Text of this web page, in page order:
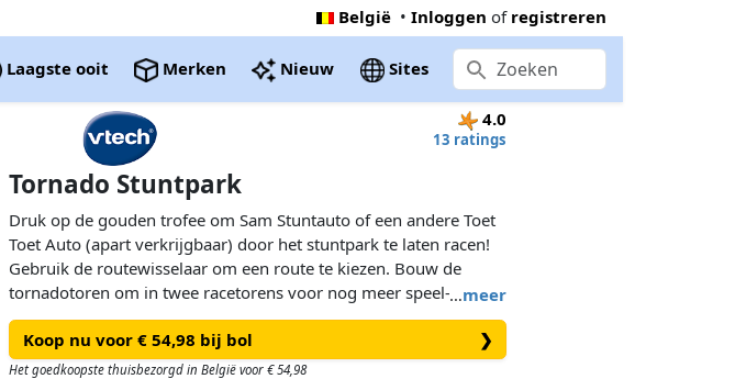
België • Inloggen of registreren
Laagste ooit Merken Nieuw Sites
4.0
13 ratings
Tornado Stuntpark
…meer
Druk op de gouden trofee om Sam Stuntauto of een andere Toet
Toet Auto (apart verkrijgbaar) door het stuntpark te laten racen!
Gebruik de routewisselaar om een route te kiezen. Bouw de
tornadotoren om in twee racetorens voor nog meer speel- en
raceplezier!
Koop nu voor € 54,98 bij bol
❯
Het goedkoopste thuisbezorgd in België voor € 54,98